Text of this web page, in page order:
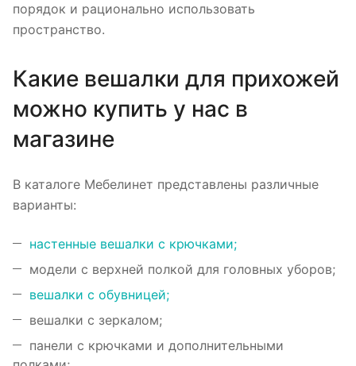
порядок и рационально использовать
пространство.
Какие вешалки для прихожей
можно купить у нас в
магазине
В каталоге Мебелинет представлены различные
варианты:
настенные вешалки с крючками;
модели с верхней полкой для головных уборов;
вешалки с обувницей;
вешалки с зеркалом;
панели с крючками и дополнительными